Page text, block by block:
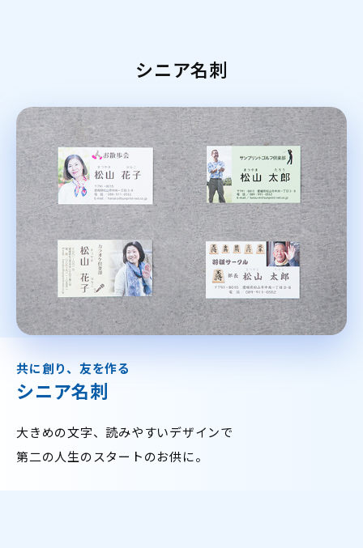
シニア名刺
共に創り、友を作る
シニア名刺
大きめの文字、読みやすいデザインで
第二の人生のスタートのお供に。